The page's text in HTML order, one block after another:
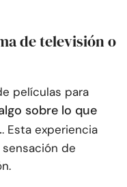
de televisión o
películas para
sobre lo que
. Esta experiencia
de